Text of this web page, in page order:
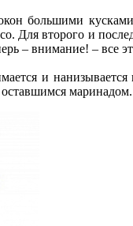
большими
Для второго и
– внимание! – все
и
маринадом.